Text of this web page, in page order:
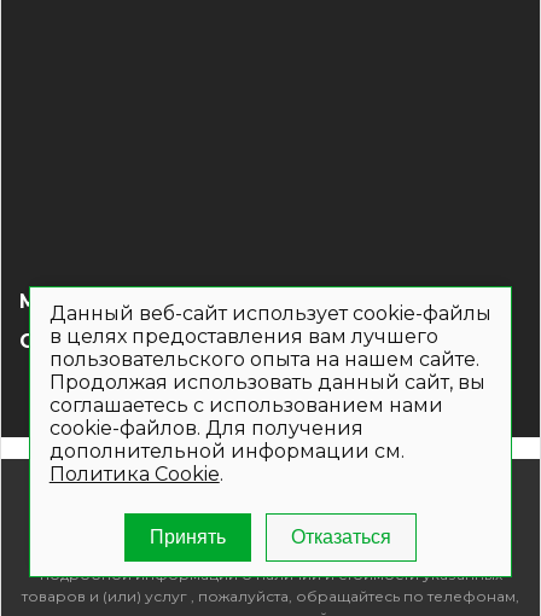
СОЦ СЕТИ
МЕНЮ
© 2019- 2026. Общество с ограниченной ответственностью
Информация на сайте носит рекламно-информационный
характер и не является публичной офертой. Для получения
подробной информации о наличии и стоимости указанных
товаров и (или) услуг , пожалуйста, обращайтесь по телефонам,
Данный веб-сайт использует cookie-файлы
в целях предоставления вам лучшего
пользовательского опыта на нашем сайте.
Продолжая использовать данный сайт, вы
соглашаетесь с использованием нами
cookie-файлов. Для получения
дополнительной информации см.
Политика Cookie.
Принять Отказаться